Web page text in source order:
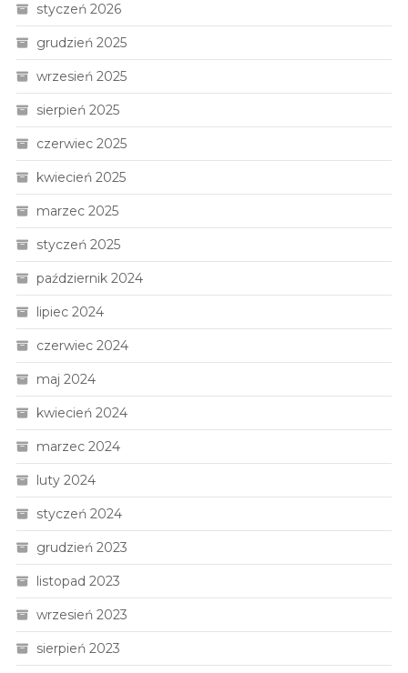
styczeń 2026
grudzień 2025
wrzesień 2025
sierpień 2025
czerwiec 2025
kwiecień 2025
marzec 2025
styczeń 2025
październik 2024
lipiec 2024
czerwiec 2024
maj 2024
kwiecień 2024
marzec 2024
luty 2024
styczeń 2024
grudzień 2023
listopad 2023
wrzesień 2023
sierpień 2023